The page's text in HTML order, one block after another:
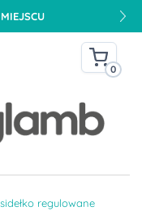
0
regulowane